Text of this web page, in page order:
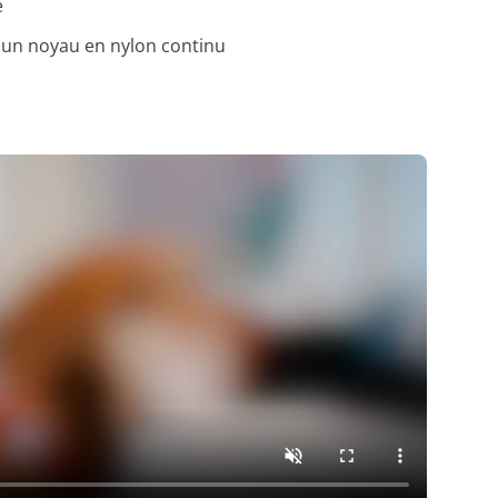
noyau en nylon continu